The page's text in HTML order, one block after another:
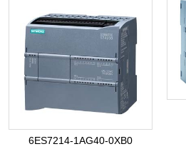
6ES7214-1AG40-0XB0